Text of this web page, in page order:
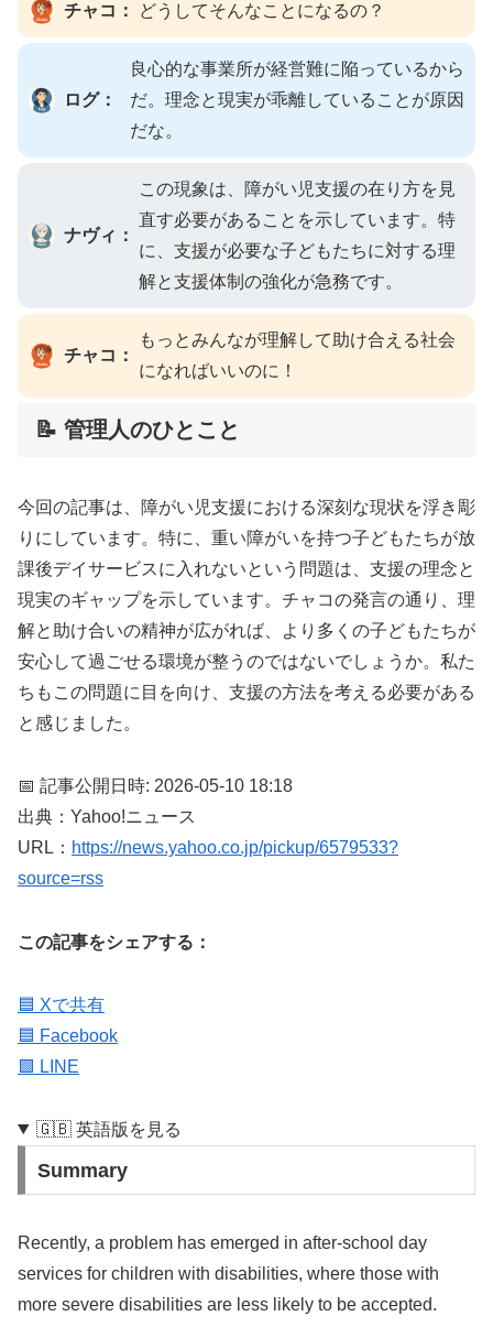
チャコ： どうしてそんなことになるの？
ログ：
良心的な事業所が経営難に陥っているから
だ。理念と現実が乖離していることが原因
だな。
ナヴィ：
この現象は、障がい児支援の在り方を見
直す必要があることを示しています。特
に、支援が必要な子どもたちに対する理
解と支援体制の強化が急務です。
チャコ：
もっとみんなが理解して助け合える社会
になればいいのに！
📝 管理人のひとこと
今回の記事は、障がい児支援における深刻な現状を浮き彫
りにしています。特に、重い障がいを持つ子どもたちが放
課後デイサービスに入れないという問題は、支援の理念と
現実のギャップを示しています。チャコの発言の通り、理
解と助け合いの精神が広がれば、より多くの子どもたちが
安心して過ごせる環境が整うのではないでしょうか。私た
ちもこの問題に目を向け、支援の方法を考える必要がある
と感じました。
📅 記事公開日時: 2026-05-10 18:18
出典：Yahoo!ニュース
URL： https://news.yahoo.co.jp/pickup/6579533?
source=rss
この記事をシェアする：
🟦 Xで共有
🟦 Facebook
🟩 LINE
🇬🇧 英語版を見る
Summary
Recently, a problem has emerged in after-school day
services for children with disabilities, where those with
more severe disabilities are less likely to be accepted.